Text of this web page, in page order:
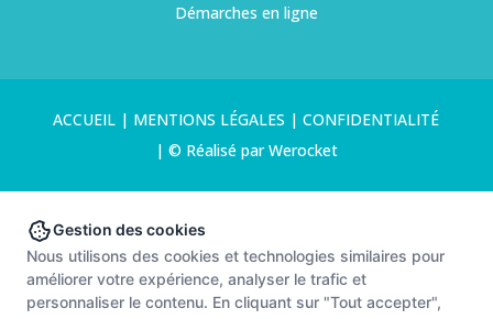
Démarches en ligne
ACCUEIL | MENTIONS LÉGALES |CONFIDENTIALITÉ
| © Réalisé par Werocket
Gestion des cookies
Nous utilisons des cookies et technologies similaires pour
améliorer votre expérience, analyser le trafic et
personnaliser le contenu. En cliquant sur "Tout accepter",